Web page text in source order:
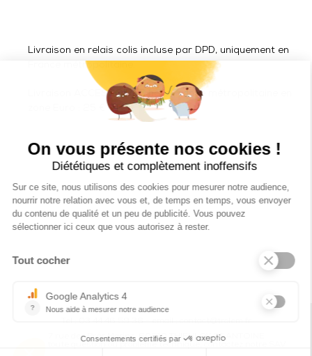
Livraison en relais colis incluse par DPD, uniquement en
France métropolitaine.
Livraison ACCESSOIRES hors France métropolitaine en
zone Euro : 25 € TTC
7 rue des Prés Marins, 60210 THIEULOY ST ANTOINE
Pour toute question ou problème technique, contactez notre SAV